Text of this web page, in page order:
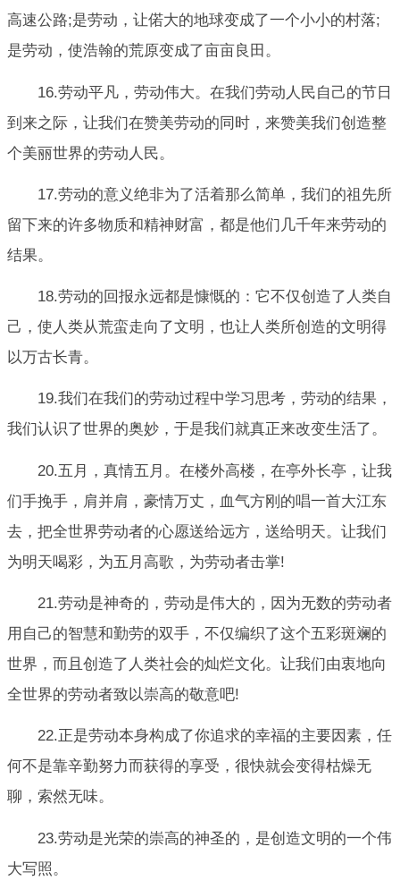
高速公路;是劳动，让偌大的地球变成了一个小小的村落;
是劳动，使浩翰的荒原变成了亩亩良田。
16.劳动平凡，劳动伟大。在我们劳动人民自己的节日
到来之际，让我们在赞美劳动的同时，来赞美我们创造整
个美丽世界的劳动人民。
17.劳动的意义绝非为了活着那么简单，我们的祖先所
留下来的许多物质和精神财富，都是他们几千年来劳动的
结果。
18.劳动的回报永远都是慷慨的：它不仅创造了人类自
己，使人类从荒蛮走向了文明，也让人类所创造的文明得
以万古长青。
19.我们在我们的劳动过程中学习思考，劳动的结果，
我们认识了世界的奥妙，于是我们就真正来改变生活了。
20.五月，真情五月。在楼外高楼，在亭外长亭，让我
们手挽手，肩并肩，豪情万丈，血气方刚的唱一首大江东
去，把全世界劳动者的心愿送给远方，送给明天。让我们
为明天喝彩，为五月高歌，为劳动者击掌!
21.劳动是神奇的，劳动是伟大的，因为无数的劳动者
用自己的智慧和勤劳的双手，不仅编织了这个五彩斑斓的
世界，而且创造了人类社会的灿烂文化。让我们由衷地向
全世界的劳动者致以崇高的敬意吧!
22.正是劳动本身构成了你追求的幸福的主要因素，任
何不是靠辛勤努力而获得的享受，很快就会变得枯燥无
聊，索然无味。
23.劳动是光荣的崇高的神圣的，是创造文明的一个伟
大写照。